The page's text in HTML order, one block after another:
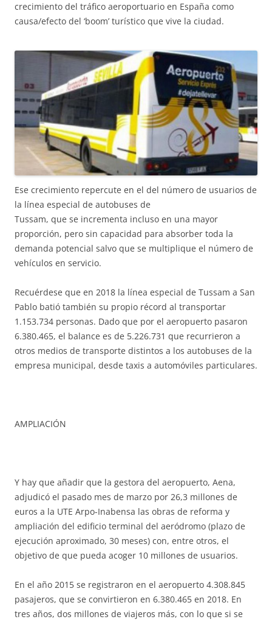
crecimiento del tráfico aeroportuario en España como
causa/efecto del ‘boom’ turístico que vive la ciudad.
Ese crecimiento repercute en el del número de usuarios de
la línea especial de autobuses de
Tussam, que se incrementa incluso en una mayor
proporción, pero sin capacidad para absorber toda la
demanda potencial salvo que se multiplique el número de
vehículos en servicio.
Recuérdese que en 2018 la línea especial de Tussam a San
Pablo batió también su propio récord al transportar
1.153.734 personas. Dado que por el aeropuerto pasaron
6.380.465, el balance es de 5.226.731 que recurrieron a
otros medios de transporte distintos a los autobuses de la
empresa municipal, desde taxis a automóviles particulares.
AMPLIACIÓN
Y hay que añadir que la gestora del aeropuerto, Aena,
adjudicó el pasado mes de marzo por 26,3 millones de
euros a la UTE Arpo-Inabensa las obras de reforma y
ampliación del edificio terminal del aeródromo (plazo de
ejecución aproximado, 30 meses) con, entre otros, el
objetivo de que pueda acoger 10 millones de usuarios.
En el año 2015 se registraron en el aeropuerto 4.308.845
pasajeros, que se convirtieron en 6.380.465 en 2018. En
tres años, dos millones de viajeros más, con lo que si se